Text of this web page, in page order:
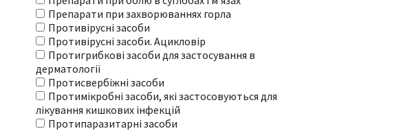
Препарати при захворюваннях горла
Противірусні засоби
Противірусні засоби. Ацикловір
Протигрибкові засоби для застосування в
дерматології
Протисвербіжні засоби
Протимікробні засоби, які застосовуються для
лікування кишкових інфекцій
Протипаразитарні засоби